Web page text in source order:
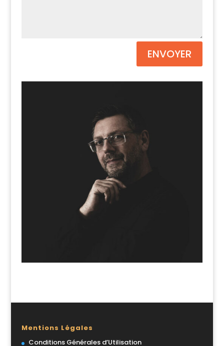
ENVOYER
Mentions Légales
Conditions Générales d’Utilisation